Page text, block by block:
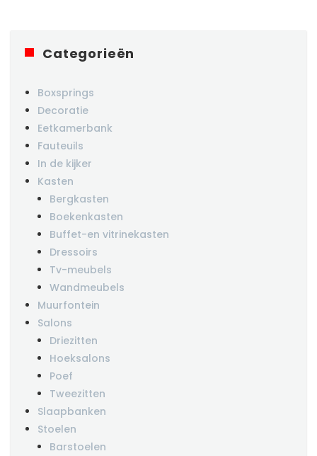
Categorieën
Boxsprings
Decoratie
Eetkamerbank
Fauteuils
In de kijker
Kasten
Bergkasten
Boekenkasten
Buffet-en vitrinekasten
Dressoirs
Tv-meubels
Wandmeubels
Muurfontein
Salons
Driezitten
Hoeksalons
Poef
Tweezitten
Slaapbanken
Stoelen
Barstoelen